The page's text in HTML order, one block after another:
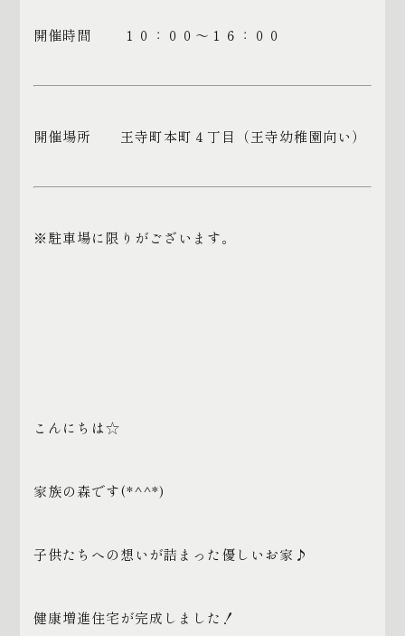
開催時間 １０：００～１６：００
開催場所 王寺町本町４丁目（王寺幼稚園向い）
※駐車場に限りがございます。
こんにちは☆
家族の森です(*^^*)
子供たちへの想いが詰まった優しいお家♪
健康増進住宅が完成しました！